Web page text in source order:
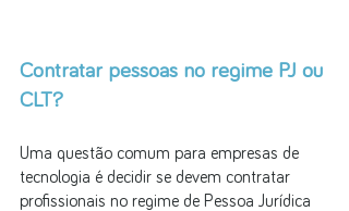
Contratar pessoas no regime PJ ou
CLT?
Uma questão comum para empresas de
tecnologia é decidir se devem contratar
profissionais no regime de Pessoa Jurídica